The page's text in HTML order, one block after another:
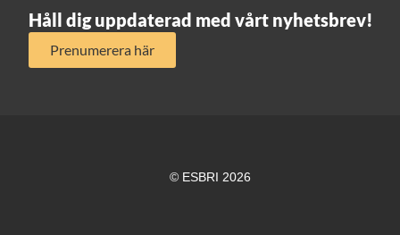
Håll dig uppdaterad med vårt nyhetsbrev!
Prenumerera här
© ESBRI 2026